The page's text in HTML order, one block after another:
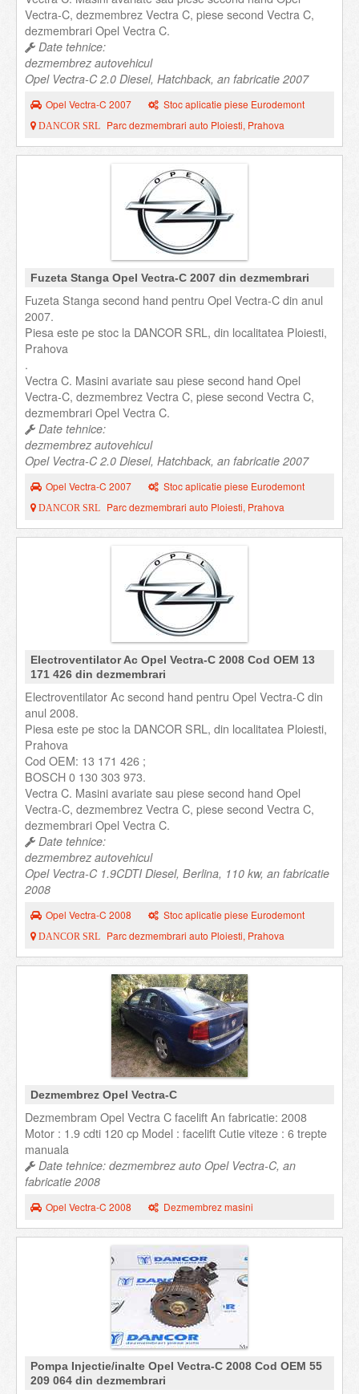
Vectra-C, dezmembrez Vectra C, piese second Vectra C,
dezmembrari Opel Vectra C.
Date tehnice:
dezmembrez autovehicul
Opel Vectra-C 2.0 Diesel, Hatchback, an fabricatie 2007
Opel Vectra-C 2007 Stoc aplicatie piese Eurodemont
DANCOR SRL Parc dezmembrari auto Ploiesti, Prahova
Fuzeta Stanga Opel Vectra-C 2007 din dezmembrari
Fuzeta Stanga second hand pentru Opel Vectra-C din anul
2007.
Piesa este pe stoc la DANCOR SRL, din localitatea Ploiesti,
Prahova
.
Vectra C. Masini avariate sau piese second hand Opel
Vectra-C, dezmembrez Vectra C, piese second Vectra C,
dezmembrari Opel Vectra C.
Date tehnice:
dezmembrez autovehicul
Opel Vectra-C 2.0 Diesel, Hatchback, an fabricatie 2007
Opel Vectra-C 2007 Stoc aplicatie piese Eurodemont
DANCOR SRL Parc dezmembrari auto Ploiesti, Prahova
Electroventilator Ac Opel Vectra-C 2008 Cod OEM 13
171 426 din dezmembrari
Electroventilator Ac second hand pentru Opel Vectra-C din
anul 2008.
Piesa este pe stoc la DANCOR SRL, din localitatea Ploiesti,
Prahova
Cod OEM: 13 171 426 ;
BOSCH 0 130 303 973.
Vectra C. Masini avariate sau piese second hand Opel
Vectra-C, dezmembrez Vectra C, piese second Vectra C,
dezmembrari Opel Vectra C.
Date tehnice:
dezmembrez autovehicul
Opel Vectra-C 1.9CDTI Diesel, Berlina, 110 kw, an fabricatie
2008
Opel Vectra-C 2008 Stoc aplicatie piese Eurodemont
DANCOR SRL Parc dezmembrari auto Ploiesti, Prahova
Dezmembrez Opel Vectra-C
Dezmembram Opel Vectra C facelift An fabricatie: 2008
Motor : 1.9 cdti 120 cp Model : facelift Cutie viteze : 6 trepte
manuala
Date tehnice: dezmembrez auto Opel Vectra-C, an
fabricatie 2008
Opel Vectra-C 2008 Dezmembrez masini
Pompa Injectie/inalte Opel Vectra-C 2008 Cod OEM 55
209 064 din dezmembrari